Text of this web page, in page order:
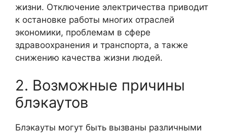
жизни. Отключение электричества приводит
к остановке работы многих отраслей
экономики, проблемам в сфере
здравоохранения и транспорта, а также
снижению качества жизни людей.
2. Возможные причины
блэкаутов
Блэкауты могут быть вызваны различными